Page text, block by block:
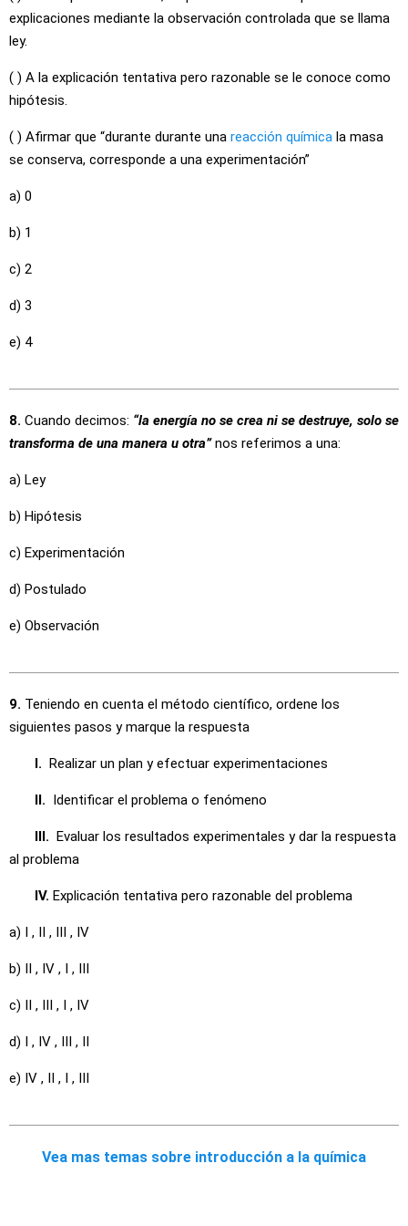
explicaciones mediante la observación controlada que se llama
ley.
( ) A la explicación tentativa pero razonable se le conoce como
hipótesis.
( ) Afirmar que “durante durante una reacción química la masa
se conserva, corresponde a una experimentación”
a) 0
b) 1
c) 2
d) 3
e) 4
8. Cuando decimos: “la energía no se crea ni se destruye, solo se
transforma de una manera u otra”nos referimos a una:
a) Ley
b) Hipótesis
c) Experimentación
d) Postulado
e) Observación
9. Teniendo en cuenta el método científico, ordene los
siguientes pasos y marque la respuesta
I. Realizar un plan y efectuar experimentaciones
II. Identificar el problema o fenómeno
III. Evaluar los resultados experimentales y dar la respuesta
al problema
IV. Explicación tentativa pero razonable del problema
a) I , II , III , IV
b) II , IV , I , III
c) II , III , I , IV
d) I , IV , III , II
e) IV , II , I , III
Vea mas temas sobre introducción a la química